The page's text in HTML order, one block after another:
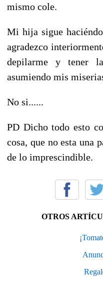
mismo cole.
Mi hija sigue
agradezco
depilarme y tener
asumiendo mis
No si......
PD Dicho todo esto
cosa, que no esta una
de lo imprescindible.
OTROS